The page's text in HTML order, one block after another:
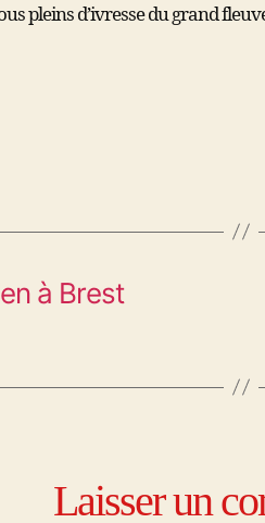
pleins d’ivresse du grand
à Brest
Laisser un